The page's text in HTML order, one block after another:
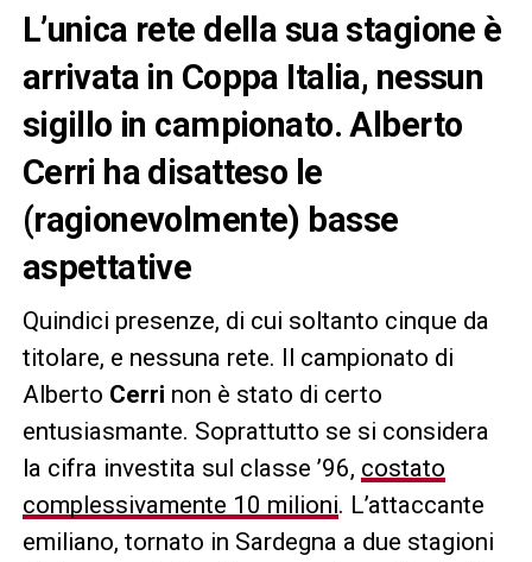
L’unica rete della sua stagione è
arrivata in Coppa Italia, nessun
sigillo in campionato. Alberto
Cerri ha disatteso le
(ragionevolmente) basse
aspettative
Quindici presenze, di cui soltanto cinque da
titolare, e nessuna rete. Il campionato di
Alberto Cerri non è stato di certo
entusiasmante. Soprattutto se si considera
la cifra investita sul classe ’96, costato
complessivamente 10 milioni. L’attaccante
emiliano, tornato in Sardegna a due stagioni